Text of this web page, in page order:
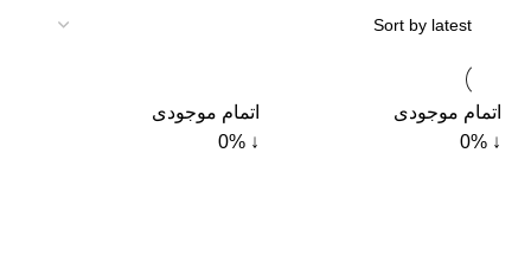
اتمام موجودی
↓ 0%
اتمام موجودی
↓ 0%